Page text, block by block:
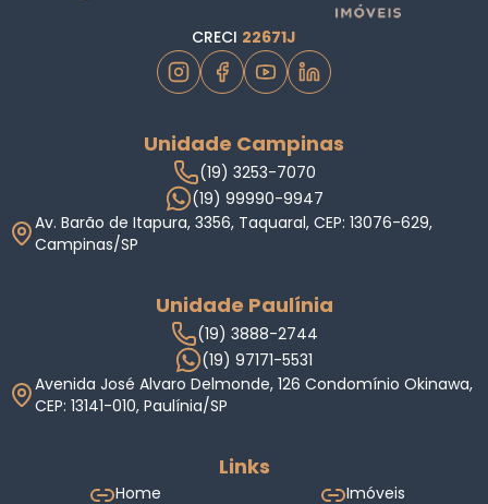
CRECI 22671J
Unidade Campinas
(19) 3253-7070
(19) 99990-9947
Av. Barão de Itapura, 3356, Taquaral, CEP: 13076-629,
Campinas/SP
Unidade Paulínia
(19) 3888-2744
(19) 97171-5531
Avenida José Alvaro Delmonde, 126 Condomínio Okinawa,
CEP: 13141-010, Paulínia/SP
Links
Home Imóveis